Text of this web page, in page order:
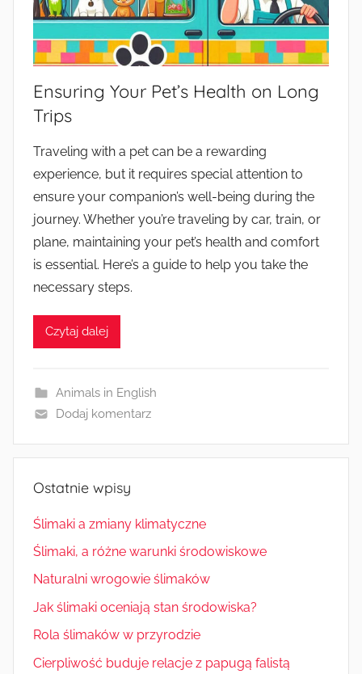
Ensuring Your Pet’s Health on Long
Trips
Traveling with a pet can be a rewarding
experience, but it requires special attention to
ensure your companion’s well-being during the
journey. Whether you’re traveling by car, train, or
plane, maintaining your pet’s health and comfort
is essential. Here’s a guide to help you take the
necessary steps.
Czytaj dalej
Animals in English
Dodaj komentarz
Ostatnie wpisy
Ślimaki a zmiany klimatyczne
Ślimaki, a różne warunki środowiskowe
Naturalni wrogowie ślimaków
Jak ślimaki oceniają stan środowiska?
Rola ślimaków w przyrodzie
Cierpliwość buduje relacje z papugą falistą